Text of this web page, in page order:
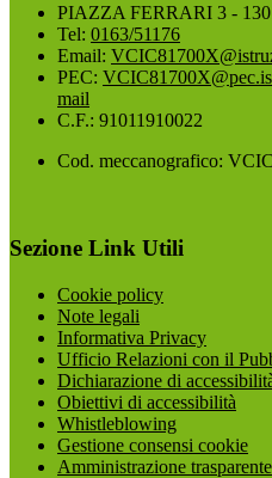
PIAZZA FERRARI 3 -
Tel: 0163/51176
Email:
PEC:
mail
C.F.: 91011910022
Cod. meccanografico:
Sezione Link Utili
Cookie policy
Note legali
Informativa Privacy
Ufficio Relazioni con il
Dichiarazione di
Obiettivi di accessibilità
Whistleblowing
Gestione consensi cookie
Amministrazione trasparente